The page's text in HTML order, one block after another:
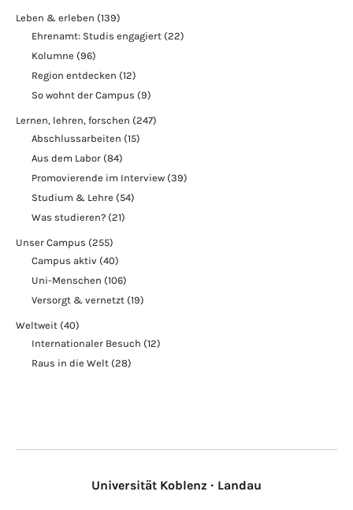
Leben & erleben (139)
Ehrenamt: Studis engagiert (22)
Kolumne (96)
Region entdecken (12)
So wohnt der Campus (9)
Lernen, lehren, forschen (247)
Abschlussarbeiten (15)
Aus dem Labor (84)
Promovierende im Interview (39)
Studium & Lehre (54)
Was studieren? (21)
Unser Campus (255)
Campus aktiv (40)
Uni-Menschen (106)
Versorgt & vernetzt (19)
Weltweit (40)
Internationaler Besuch (12)
Raus in die Welt (28)
Universität Koblenz · Landau